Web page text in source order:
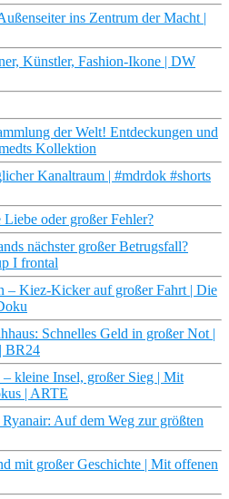
ins Zentrum der Macht |
Künstler, Fashion-Ikone | DW
der Welt! Entdeckungen und
Kollektion
Kanaltraum | #mdrdok #shorts
oder großer Fehler?
nächster großer Betrugsfall?
I frontal
– Kiez-Kicker auf großer Fahrt | Die
Schnelles Geld in großer Not |
BR24
kleine Insel, großer Sieg | Mit
| ARTE
Auf dem Weg zur größten
mit großer Geschichte | Mit offenen